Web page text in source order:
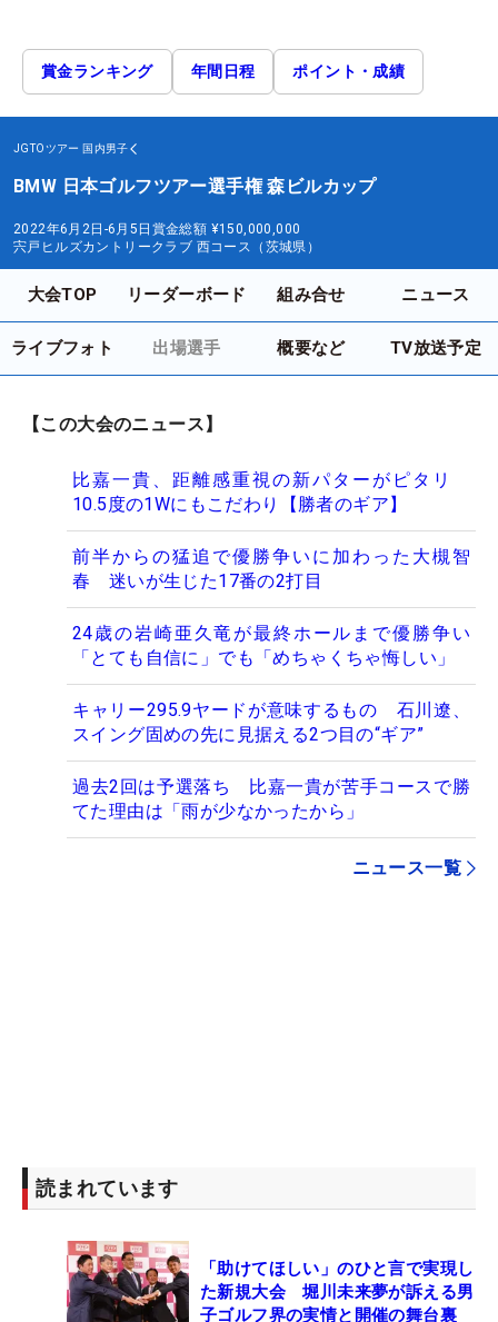
賞金ランキング 年間日程 ポイント・成績
JGTOツアー 国内男子
BMW 日本ゴルフツアー選手権 森ビルカップ
2022年6月2日-6月5日 賞金総額 ¥150,000,000
宍戸ヒルズカントリークラブ 西コース（茨城県）
大会TOP リーダーボード 組み合せ ニュース
ライブフォト 出場選手 概要など TV放送予定
【この大会のニュース】
比嘉一貴、距離感重視の新パターがピタリ
10.5度の1Wにもこだわり【勝者のギア】
前半からの猛追で優勝争いに加わった大槻智
春 迷いが生じた17番の2打目
24歳の岩崎亜久竜が最終ホールまで優勝争い
「とても自信に」でも「めちゃくちゃ悔しい」
キャリー295.9ヤードが意味するもの 石川遼、
スイング固めの先に見据える2つ目の“ギア”
過去2回は予選落ち 比嘉一貴が苦手コースで勝
てた理由は「雨が少なかったから」
ニュース一覧
読まれています
「助けてほしい」のひと言で実現し
た新規大会 堀川未来夢が訴える男
子ゴルフ界の実情と開催の舞台裏